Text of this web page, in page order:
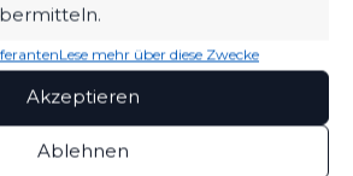
Lese mehr über diese Zwecke
Akzeptieren
Ablehnen
66'
73'